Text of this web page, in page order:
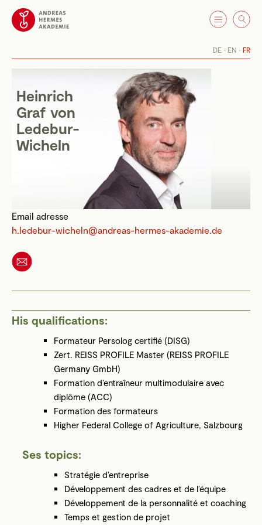
DE EN FR
Heinrich
Graf von
Ledebur-
Wicheln
Email adresse
h.ledebur-wicheln@andreas-hermes-akademie.de
His qualifications:
Formateur Persolog certifié (DISG)
Zert. REISS PROFILE Master (REISS PROFILE
Germany GmbH)
Formation d’entraîneur multimodulaire avec
diplôme (ACC)
Formation des formateurs
Higher Federal College of Agriculture, Salzbourg
Ses topics:
Stratégie d’entreprise
Développement des cadres et de l’équipe
Développement de la personnalité et coaching
Temps et gestion de projet